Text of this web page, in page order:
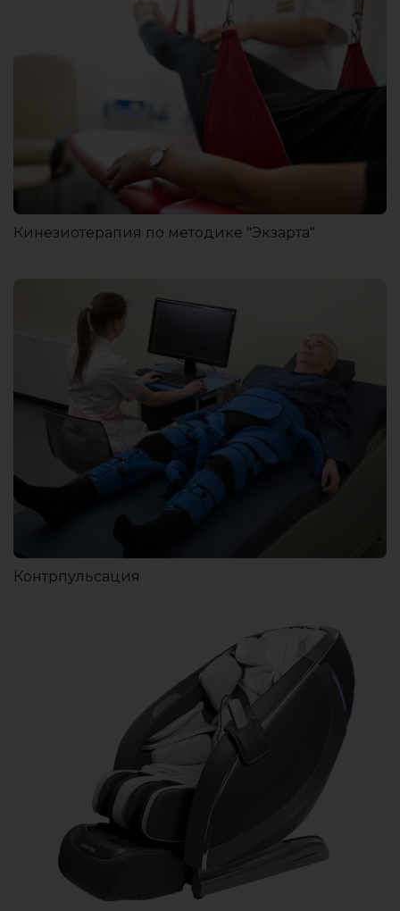
Кинезиотерапия по методике "Экзарта"
Контрпульсация